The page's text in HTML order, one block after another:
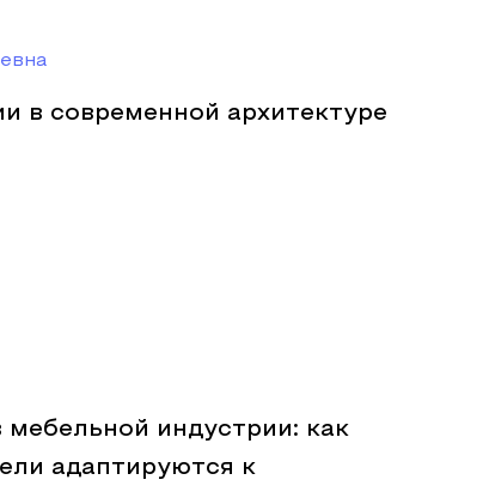
в современной архитектуре
мебельной индустрии: как
адаптируются к